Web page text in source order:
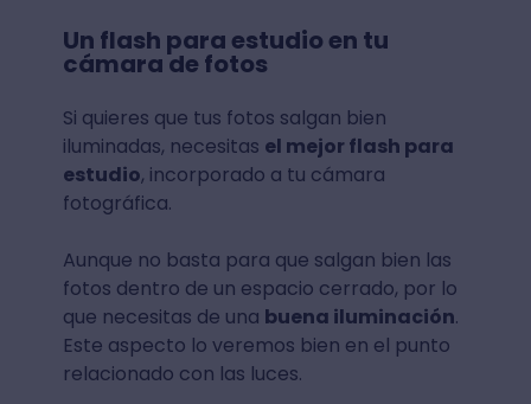
Un flash para estudio en tu
cámara de fotos
Si quieres que tus fotos salgan bien
iluminadas, necesitas el mejor flash para
estudio, incorporado a tu cámara
fotográfica.
Aunque no basta para que salgan bien las
fotos dentro de un espacio cerrado, por lo
que necesitas de una buena iluminación.
Este aspecto lo veremos bien en el punto
relacionado con las luces.